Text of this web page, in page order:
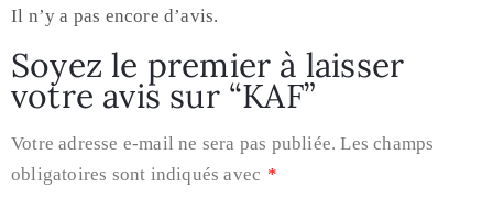
Il n’y a pas encore d’avis.
Soyez le premier à laisser
votre avis sur “KAF”
Votre adresse e-mail ne sera pas publiée. Les champs
obligatoires sont indiqués avec *